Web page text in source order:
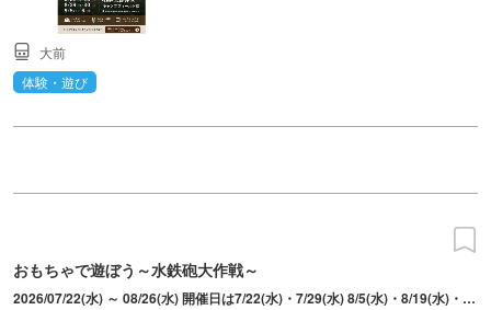
大前
体験・遊び
おもちゃで遊ぼう～水鉄砲大作戦～
2026/07/22(水) ～ 08/26(水) 開催日は7/22(水)・7/29(水) 8/5(水)・8/19(水)・8/26(水)